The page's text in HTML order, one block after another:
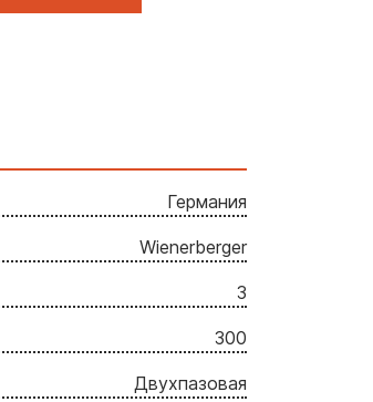
Германия
Wienerberger
3
300
Двухпазовая